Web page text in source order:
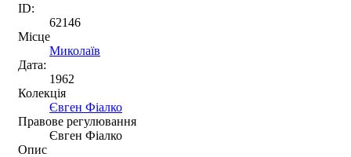
ID:
62146
Місце
Миколаїв
Дата:
1962
Колекція
Євген Фіалко
Правове регулювання
Євген Фіалко
Опис